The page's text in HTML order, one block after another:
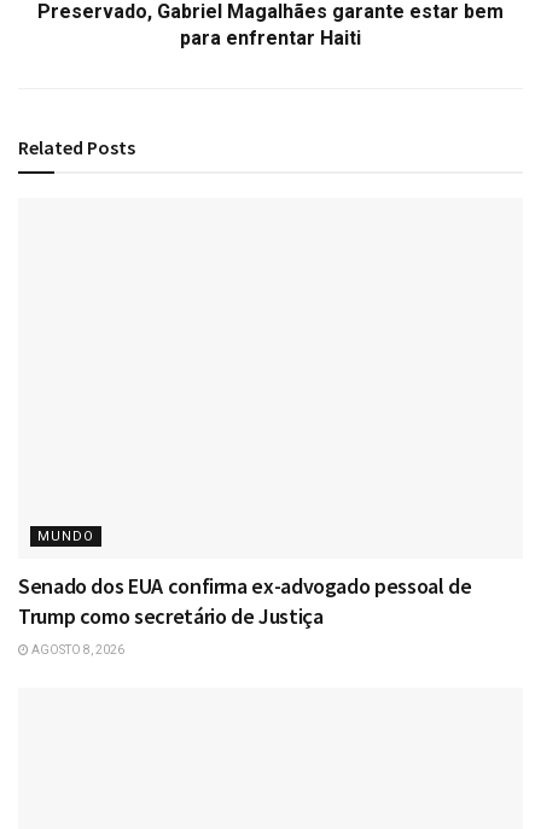
Preservado, Gabriel Magalhães garante estar bem
para enfrentar Haiti
Related Posts
MUNDO
Senado dos EUA confirma ex-advogado pessoal de
Trump como secretário de Justiça
AGOSTO 8, 2026